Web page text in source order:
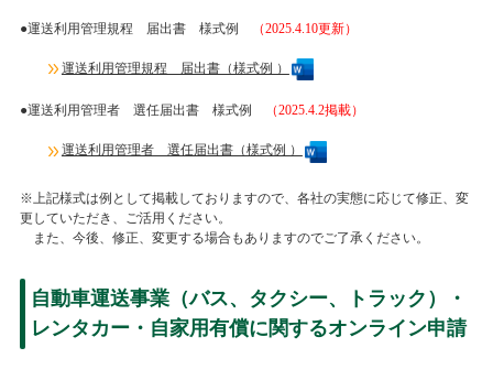
●運送利用管理規程 届出書 様式例 （2025.4.10更新）
運送利用管理規程 届出書（様式例 ）
●運送利用管理者 選任届出書 様式例 （2025.4.2掲載）
運送利用管理者 選任届出書（様式例 ）
※上記様式は例として掲載しておりますので、各社の実態に応じて修正、変
更していただき、ご活用ください。
また、今後、修正、変更する場合もありますのでご了承ください。
自動車運送事業（バス、タクシー、トラック）・
レンタカー・自家用有償に関するオンライン申請